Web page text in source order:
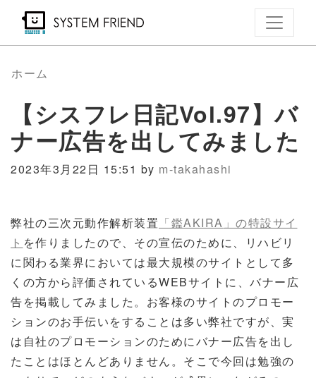
ン
コ
に
ホーム
【シスフレ日記Vol.97】バ
ナー広告を出してみました
2023年3月22日 15:51 by m-takahashi
弊社の三次元動作解析装置 「鑑AKIRA 」の特設サイ
ト を作りましたので、その宣伝のために、リハビリ
に関わる業界においては最大規模のサイトとして多
くの方から評価されているWEBサイトに、バナー広
告を掲載してみました。 お客様のサイトのプロモー
ションのお手伝いをすることは多い弊社ですが、実
は自社のプロモーションのためにバナー広告を出し
たことはほとんどありません。そこで今回は勉強の